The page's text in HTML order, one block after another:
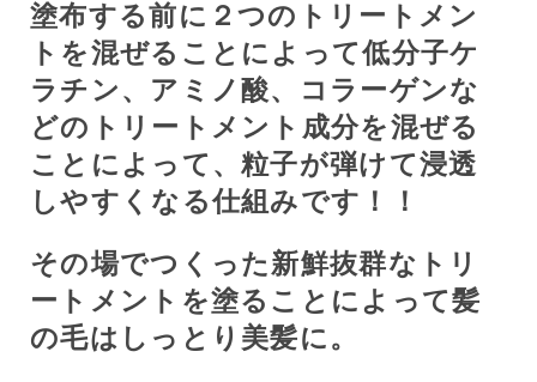
塗布する前に２つのトリートメン
トを混ぜることによって低分子ケ
ラチン、アミノ酸、コラーゲンな
どのトリートメント成分を混ぜる
ことによって、粒子が弾けて浸透
しやすくなる仕組みです！！
その場でつくった新鮮抜群なトリ
ートメントを塗ることによって髪
の毛はしっとり美髪に。